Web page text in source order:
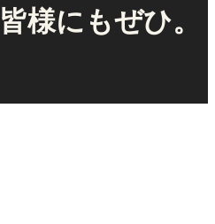
様にもぜひ。